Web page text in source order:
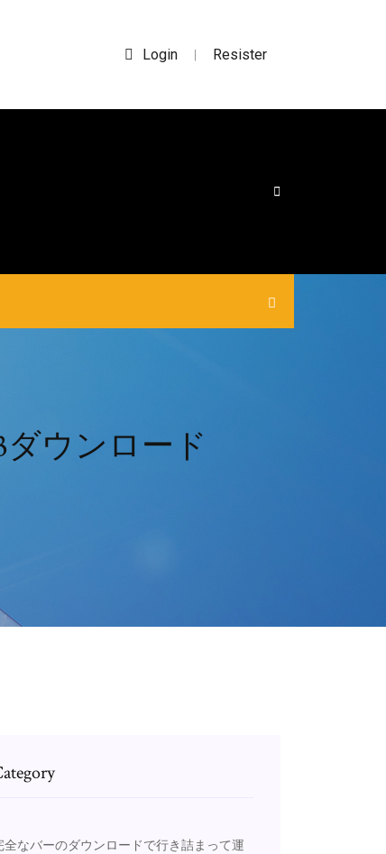
Login | Resister
ウンロード
全なバーのダウンロードで行き詰まって運